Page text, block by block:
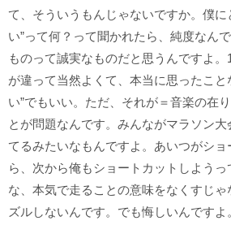
て、そういうもんじゃないですか。僕に
い”って何？って聞かれたら、純度なん
ものって誠実なものだと思うんですよ。
が違って当然よくて、本当に思ったこと
い”でもいい。ただ、それが＝音楽の在
とが問題なんです。みんながマラソン
てるみたいなもんですよ。あいつがシ
ら、次から俺もショートカットしよう
な、本気で走ることの意味をなくすじゃ
ズルしないんです。でも悔しいんです